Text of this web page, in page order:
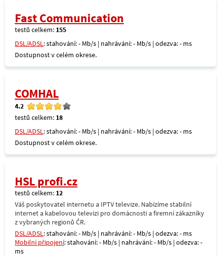
Fast Communication
testů celkem: 155
DSL/ADSL: stahování: - Mb/s | nahrávání: - Mb/s | odezva: - ms
Dostupnost v celém okrese.
COMHAL
4.2
testů celkem: 18
DSL/ADSL: stahování: - Mb/s | nahrávání: - Mb/s | odezva: - ms
Dostupnost v celém okrese.
HSL profi.cz
testů celkem: 12
Váš poskytovatel internetu a IPTV televize. Nabízíme stabilní
internet a kabelovou televizi pro domácnosti a firemní zákazníky
z vybraných regionů ČR.
DSL/ADSL: stahování: - Mb/s | nahrávání: - Mb/s | odezva: - ms
Mobilní připojení: stahování: - Mb/s | nahrávání: - Mb/s | odezva: -
ms